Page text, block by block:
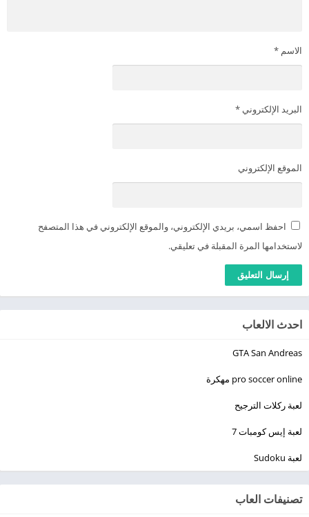
الاسم *
البريد الإلكتروني *
الموقع الإلكتروني
احفظ اسمي، بريدي الإلكتروني، والموقع الإلكتروني في هذا المتصفح
لاستخدامها المرة المقبلة في تعليقي.
احدث الالعاب
GTA San Andreas
pro soccer online مهكرة
لعبة ركلات الترجيح
لعبة إيس كومبات 7
لعبة Sudoku
تصنيفات العاب